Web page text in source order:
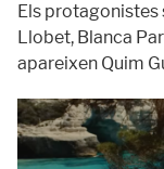
Els protagonistes
Llobet, Blanca
apareixen Quim